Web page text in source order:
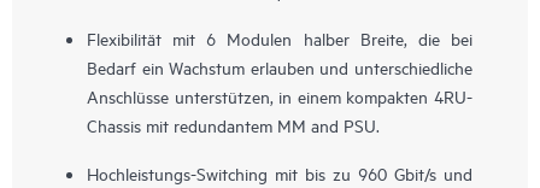
Flexibilität mit 6 Modulen halber Breite, die bei
Bedarf ein Wachstum erlauben und unterschiedliche
Anschlüsse unterstützen, in einem kompakten 4RU-
Chassis mit redundantem MM and PSU.
Hochleistungs-Switching mit bis zu 960 Gbit/s und